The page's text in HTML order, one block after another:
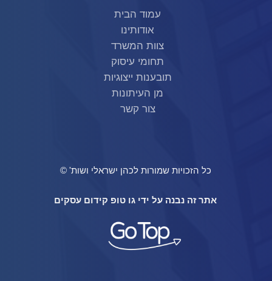
עמוד הבית
אודותינו
צוות המשרד
תחומי עיסוק
תובענות ייצוגיות
מן העיתונות
צור קשר
כל הזכויות שמורות לכהן ישראלי ושות' ©
אתר זה נבנה על ידי גו טופ קידום עסקים